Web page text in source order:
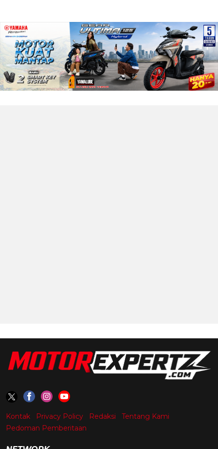
Kontak Privacy Policy Redaksi
Tentang Kami
Pedoman Pemberitaan